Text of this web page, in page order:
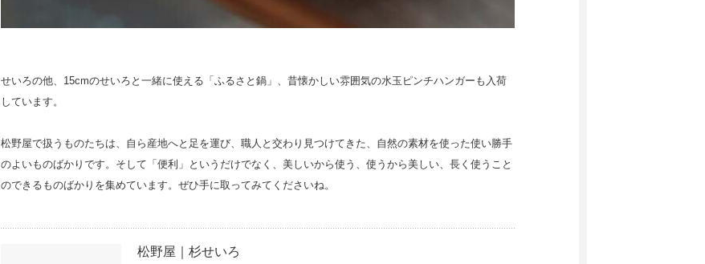
せいろの他、15cmのせいろと一緒に使える「ふるさと鍋」、昔懐かしい雰囲気の水玉ピンチハンガーも入荷
しています。
松野屋で扱うものたちは、自ら産地へと足を運び、職人と交わり見つけてきた、自然の素材を使った使い勝手
のよいものばかりです。そして「便利」というだけでなく、美しいから使う、使うから美しい、長く使うこと
のできるものばかりを集めています。ぜひ手に取ってみてくださいね。
松野屋｜杉せいろ